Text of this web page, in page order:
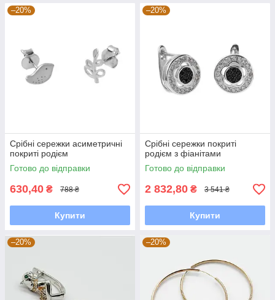
–20%
Срібні сережки асиметричні
покриті родієм
Готово до відправки
630,40 ₴ 788 ₴
Купити
–20%
Срібні сережки покриті
родієм з фіанітами
Готово до відправки
2 832,80 ₴ 3 541 ₴
Купити
–20% –20%